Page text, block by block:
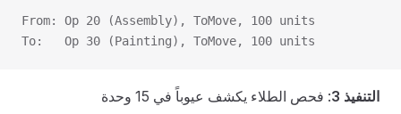
From: Op 20 (Assembly), ToMove, 100 units
To:   Op 30 (Painting), ToMove, 100 units
التنفيذ 3 : فحص الطلاء يكشف عيوباً في 15 وحدة